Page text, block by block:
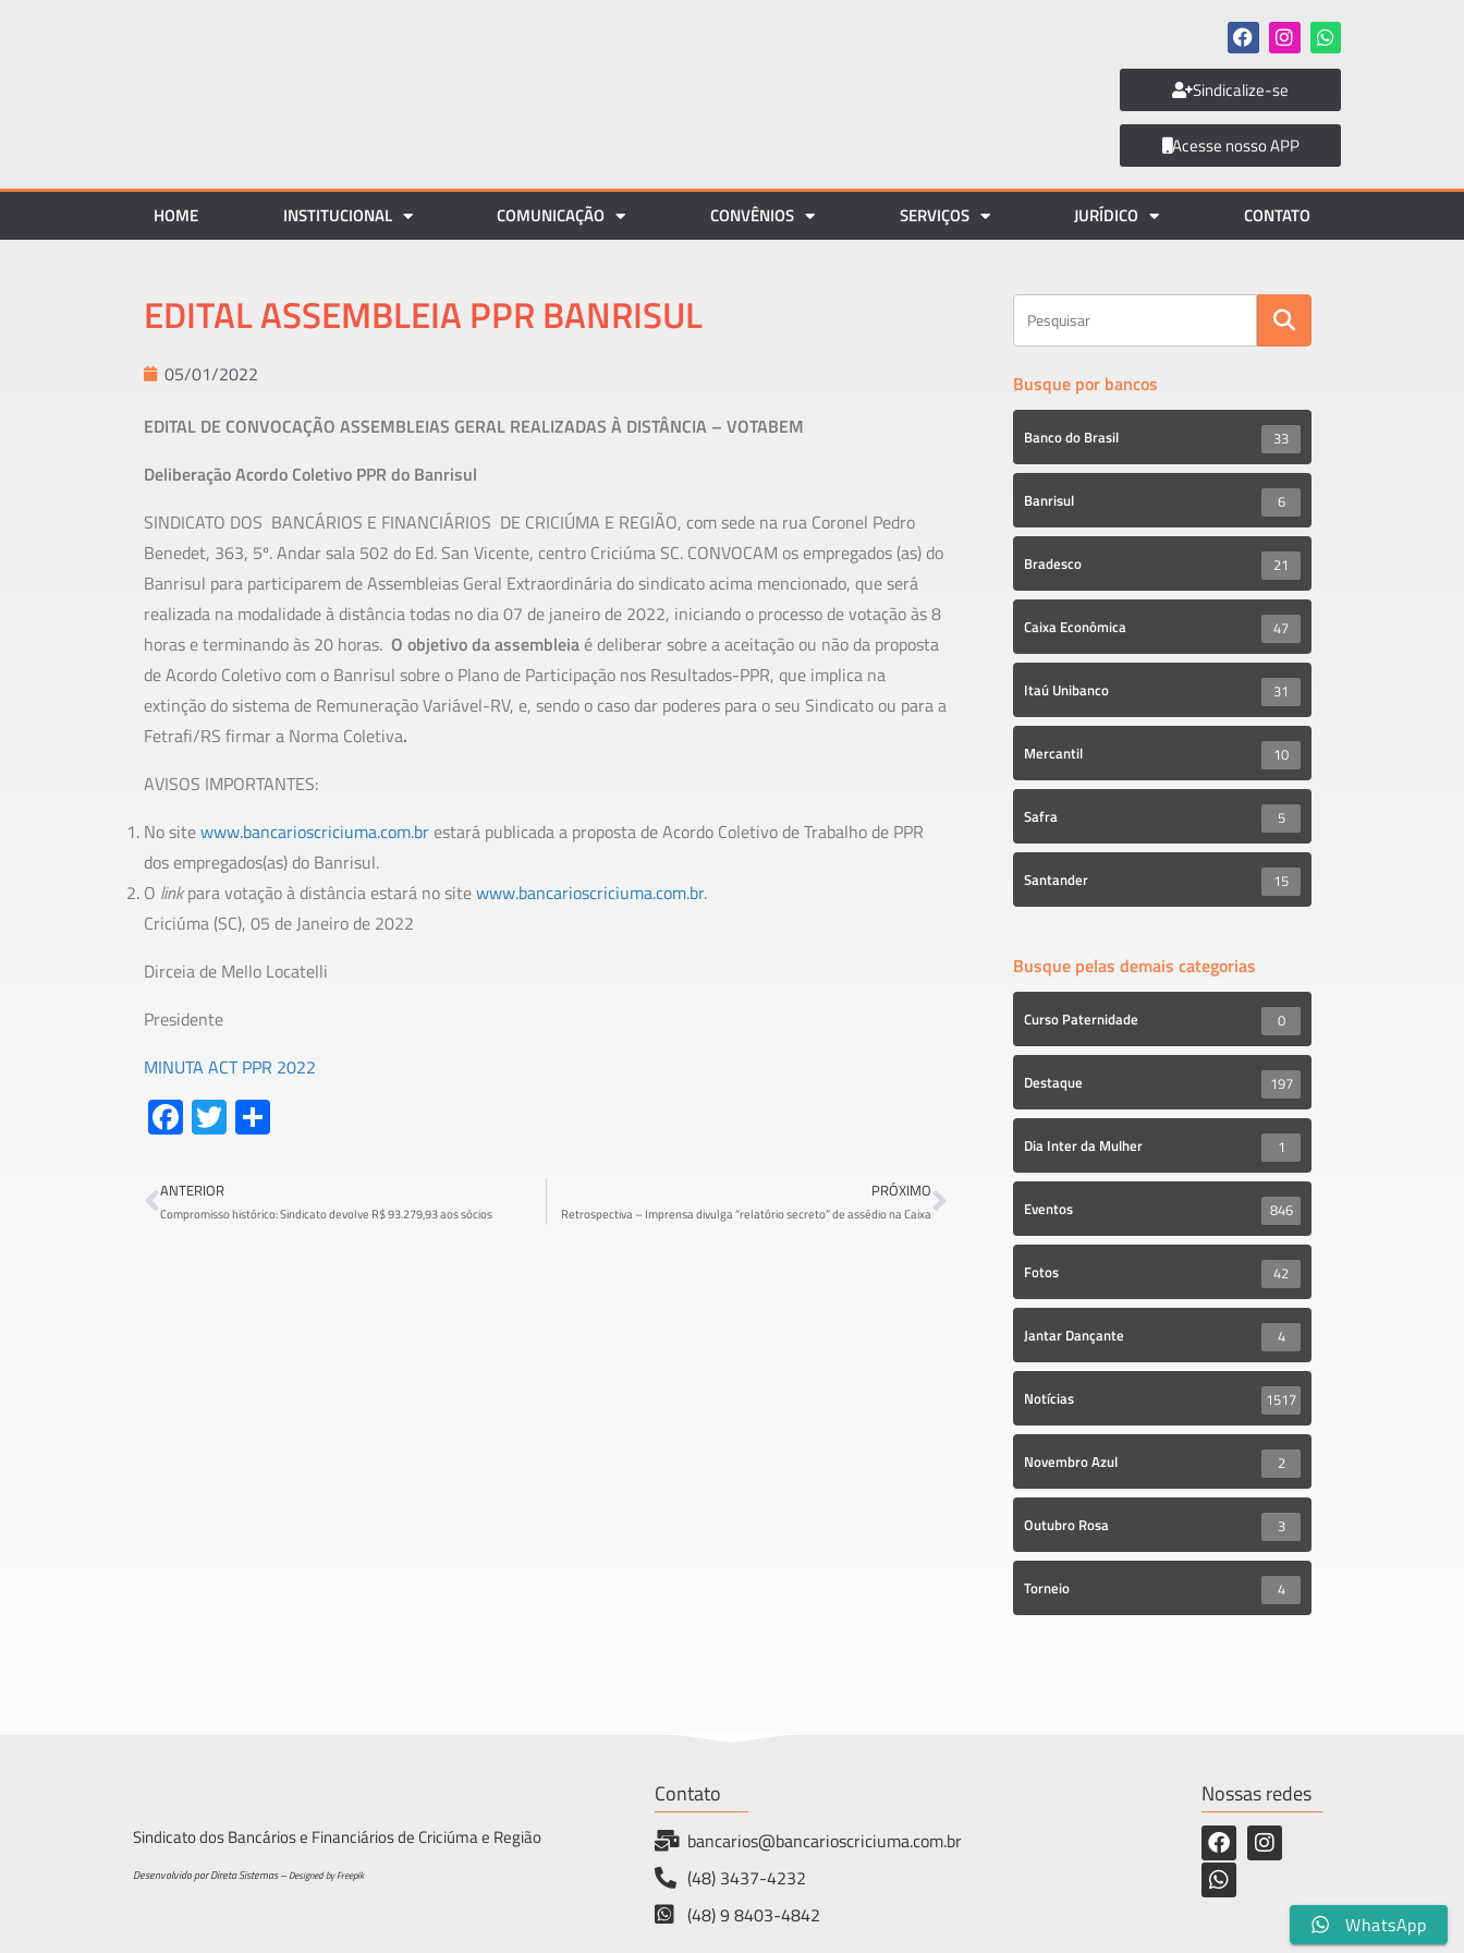
Sindicalize-se
Acesse nosso APP
HOME INSTITUCIONAL COMUNICAÇÃO CONVÊNIOS SERVIÇOS JURÍDICO CONTATO
EDITAL ASSEMBLEIA PPR BANRISUL
05/01/2022
EDITAL DE CONVOCAÇÃO ASSEMBLEIAS GERAL REALIZADAS À DISTÂNCIA – VOTABEM
Deliberação Acordo Coletivo PPR do Banrisul
SINDICATO DOS BANCÁRIOS E FINANCIÁRIOS DE CRICIÚMA E REGIÃO, com sede na rua Coronel Pedro
Benedet, 363, 5º. Andar sala 502 do Ed. San Vicente, centro Criciúma SC. CONVOCAM os empregados (as) do
Banrisul para participarem de Assembleias Geral Extraordinária do sindicato acima mencionado, que será
realizada na modalidade à distância todas no dia 07 de janeiro de 2022, iniciando o processo de votação às 8
horas e terminando às 20 horas. O objetivo da assembleia é deliberar sobre a aceitação ou não da proposta
de Acordo Coletivo com o Banrisul sobre o Plano de Participação nos Resultados-PPR, que implica na
extinção do sistema de Remuneração Variável-RV, e, sendo o caso dar poderes para o seu Sindicato ou para a
Fetrafi/RS firmar a Norma Coletiva.
AVISOS IMPORTANTES:
No sitewww.bancarioscriciuma.com.br estará publicada a proposta de Acordo Coletivo de Trabalho de PPR
dos empregados(as) do Banrisul.
O linkpara votação à distância estará no sitewww.bancarioscriciuma.com.br.
Criciúma (SC), 05 de Janeiro de 2022
Dirceia de Mello Locatelli
Presidente
MINUTA ACT PPR 2022
Fa
ce
b
o
T
wi
er e
ANTERIOR
Compromisso histórico: Sindicato devolve R$ 93.279,93 aos sócios
PRÓXIMO
Retrospectiva – Imprensa divulga “relatório secreto” de assédio na Caixa
Busque por bancos
Banco do Brasil 33
Banrisul 6
Bradesco 21
Caixa Econômica 47
Itaú Unibanco 31
Mercantil 10
Safra 5
Santander 15
Busque pelas demais categorias
Curso Paternidade 0
Destaque 197
Dia Inter da Mulher 1
Eventos 846
Fotos 42
Jantar Dançante 4
Notícias 1517
Novembro Azul 2
Outubro Rosa 3
Torneio 4
Sindicato dos Bancários e Financiários de Criciúma e Região
Desenvolvido por Direta Sistemas –Designed by Freepik
Contato
bancarios@bancarioscriciuma.com.br
(48) 3437-4232
(48) 9 8403-4842
Nossas redes
WhatsApp